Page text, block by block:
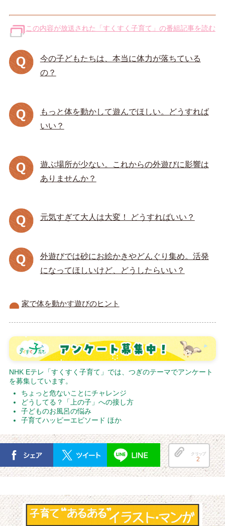
この内容が放送された「すくすく子育て」の番組記事を読む
今の子どもたちは、本当に体力が落ちている
の？
もっと体を動かして遊んでほしい。どうすれば
いい？
遊ぶ場所が少ない。これからの外遊びに影響は
ありませんか？
元気すぎて大人は大変！ どうすればいい？
外遊びでは砂にお絵かきやどんぐり集め。活発
になってほしいけど、どうしたらいい？
家で体を動かす遊びのヒント
NHK Eテレ「すくすく子育て」では、つぎのテーマでアンケート
を募集しています。
ちょっと危ないことにチャレンジ
どうしてる？「上の子」への接し方
子どものお風呂の悩み
子育てハッピーエピソード ほか
クリップ
2